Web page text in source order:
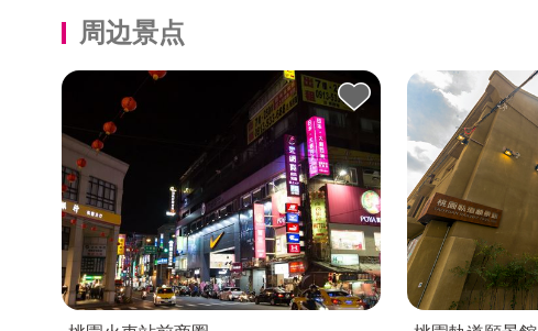
周边景点